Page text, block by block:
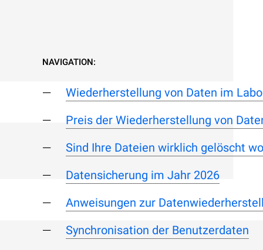
NAVIGATION:
Wiederherstellung von Daten im
Preis der Wiederherstellung von
Sind Ihre Dateien wirklich gelöscht
Datensicherung im Jahr 2026
Anweisungen zur
Synchronisation der Benutzerdaten